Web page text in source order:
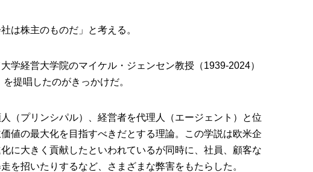
は株主のものだ」と考える。
学経営大学院のマイケル・ジェンセン教授（1939-2024）
提唱したのがきっかけだ。
（プリンシパル）、経営者を代理人（エージェント）と位
値の最大化を目指すべきだとする理論。この学説は欧米企
に大きく貢献したといわれているが同時に、社員、顧客な
を招いたりするなど、さまざまな弊害をもたらした。